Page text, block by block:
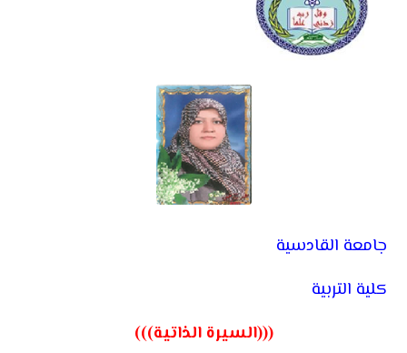
جامعة القادسية
كلية التربية
(((السيرة الذاتية)))